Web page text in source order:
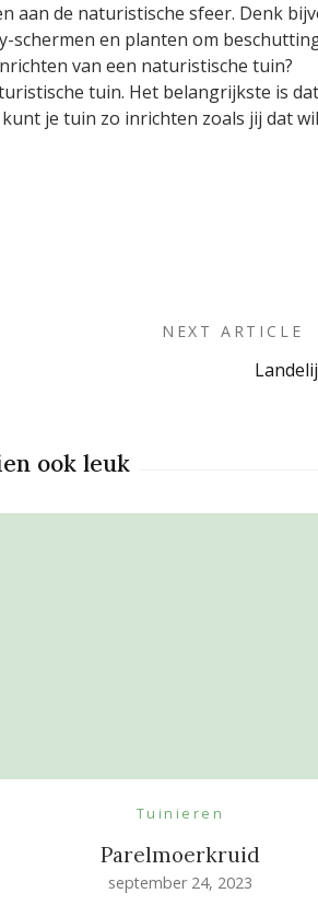
aan de naturistische sfeer. Denk
schermen en planten om
van een naturistische tuin?
tuin. Het belangrijkste is
je tuin zo inrichten zoals jij dat
NEXT ARTICLE
ook leuk
Tuinieren
Parelmoerkruid
september 24, 2023